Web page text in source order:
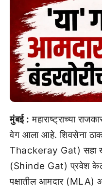
मुंबई : महाराष्ट्राच्या
वेग आला आहे. शिवसेना
Thackeray Gat) सहा
(Shinde Gat) प्रवेश
पक्षातील आमदार (MLA)